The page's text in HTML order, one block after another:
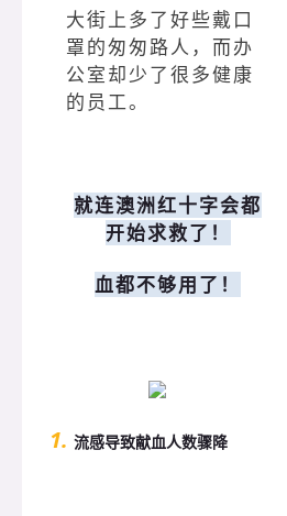
大街上多了好些戴口
罩的匆匆路人，而办
公室却少了很多健康
的员工。
就连澳洲红十字会都
开始求救了！
血都不够用了！
1. 流感导致献血人数骤降